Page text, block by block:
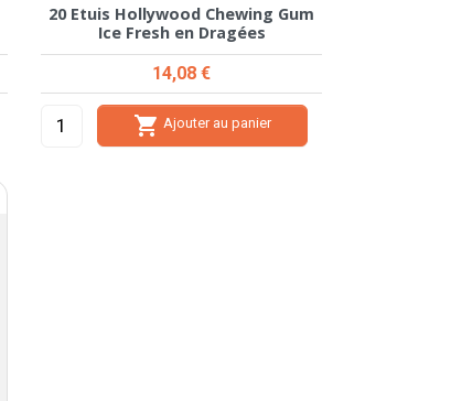
20 Etuis Hollywood Chewing Gum
Ice Fresh en Dragées
Prix
14,08 €
 Ajouter au panier